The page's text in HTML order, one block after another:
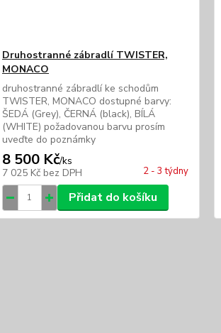
Druhostranné zábradlí TWISTER,
MONACO
druhostranné zábradlí ke schodům
TWISTER, MONACO dostupné barvy:
ŠEDÁ (Grey), ČERNÁ (black), BÍLÁ
(WHITE) požadovanou barvu prosím
uveďte do poznámky
8 500 Kč/ks
7 025 Kč bez DPH 2 - 3 týdny
Přidat do košíku